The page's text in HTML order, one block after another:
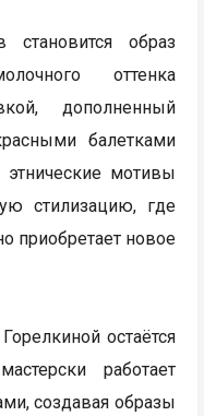
образ
оттенка
дополненный
балетками
мотивы
стилизацию, где
приобретает новое
остаётся
работает
создавая образы